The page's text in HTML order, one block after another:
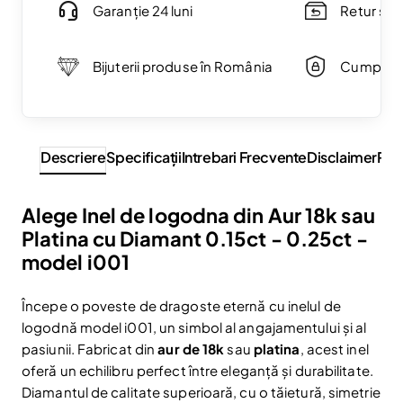
Garanție 24 luni
Bijuterii produse în România
Retur
DescriereSpecificaţiiIntrebari FrecventeDisclaimer
Alege Inel de logodna din Aur 18k sau
Platina cu Diamant 0.15ct - 0.25ct -
model i001
Începe o poveste de dragoste eternă cu inelul de
logodnă model i001, un simbol al angajamentului și al
pasiunii. Fabricat dinaur de 18k sau platina , acest inel
oferă un echilibru perfect între eleganță și durabilitate.
Diamantul de calitate superioară, cu o tăietură, simetrie